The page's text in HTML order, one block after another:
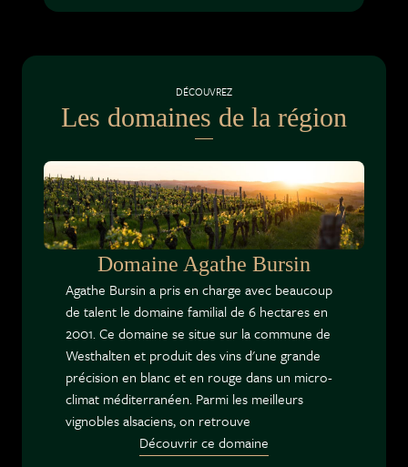
DÉCOUVREZ
Les domaines de la région
Domaine Agathe Bursin
Agathe Bursin a pris en charge avec beaucoup
de talent le domaine familial de 6 hectares en
2001. Ce domaine se situe sur la commune de
Westhalten et produit des vins d'une grande
précision en blanc et en rouge dans un micro-
climat méditerranéen. Parmi les meilleurs
vignobles alsaciens, on retrouve
Découvrir ce domaine